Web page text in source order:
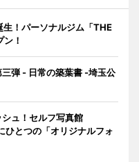
！パーソナルジム「THE
！
弾 - 日常の築葉書 -埼玉公
ュ！セルフ写真館
ひとつの「オリジナルフォ